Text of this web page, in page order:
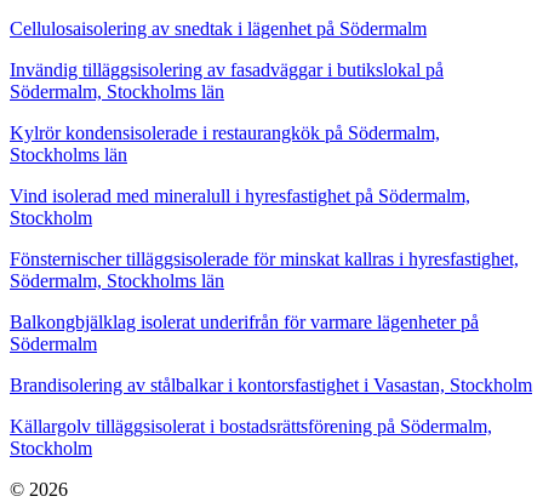
Cellulosaisolering av snedtak i lägenhet på Södermalm
Invändig tilläggsisolering av fasadväggar i butikslokal på
Södermalm, Stockholms län
Kylrör kondensisolerade i restaurangkök på Södermalm,
Stockholms län
Vind isolerad med mineralull i hyresfastighet på Södermalm,
Stockholm
Fönsternischer tilläggsisolerade för minskat kallras i hyresfastighet,
Södermalm, Stockholms län
Balkongbjälklag isolerat underifrån för varmare lägenheter på
Södermalm
Brandisolering av stålbalkar i kontorsfastighet i Vasastan, Stockholm
Källargolv tilläggsisolerat i bostadsrättsförening på Södermalm,
Stockholm
© 2026